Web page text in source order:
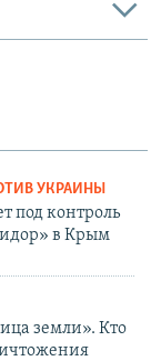
УКРАИНЫ
под контроль
в Крым
земли». Кто